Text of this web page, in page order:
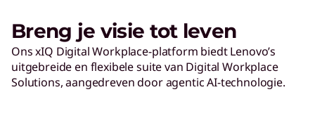
Breng je visie tot leven
Ons xIQ Digital Workplace-platform biedt Lenovo’s
uitgebreide en flexibele suite van Digital Workplace
Solutions, aangedreven door agentic AI-technologie.